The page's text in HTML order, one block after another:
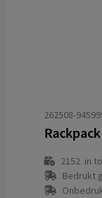
262508-
2152in
Bedrukt